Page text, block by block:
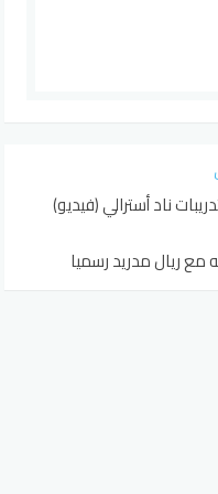
ناد أسترالي (فيديو)
ريال مدريد رسميا